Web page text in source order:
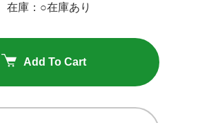
在庫：○在庫あり
Add To Cart